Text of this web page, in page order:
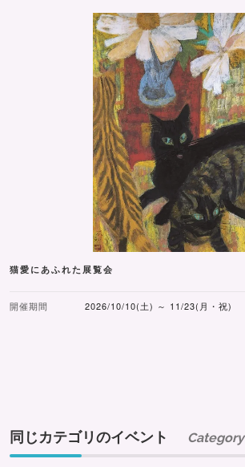
猫愛にあふれた展覧会
開催期間 2026/10/10(土) ～ 11/23(月・祝)
同じカテゴリのイベント Category